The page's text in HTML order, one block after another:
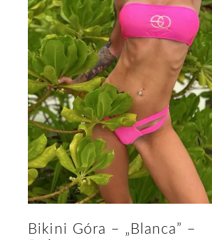
Bikini Góra – „Blanca” –